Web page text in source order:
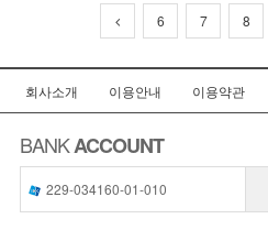
6 7 8
회사소개 이용안내 이용약관
BANKACCOUNT
229-034160-01-010